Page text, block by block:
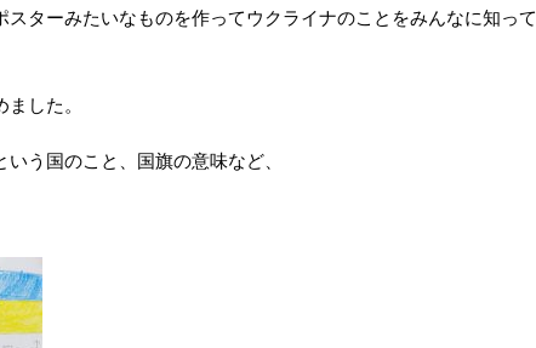
スターみたいなものを作ってウクライナのことをみんなに知って
した。
う国のこと、国旗の意味など、